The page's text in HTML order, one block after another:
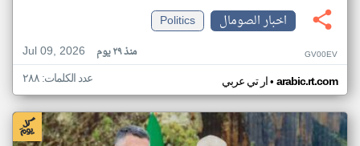
اخبار الصومال
Politics
Jul 09, 2026
منذ ٢٩ يوم GV00EV
ار تي عربي• arabic.rt.com عدد الكلمات: ٢٨٨